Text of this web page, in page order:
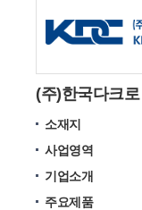
(주)한국다크로
소재지
사업영역
기업소개
주요제품